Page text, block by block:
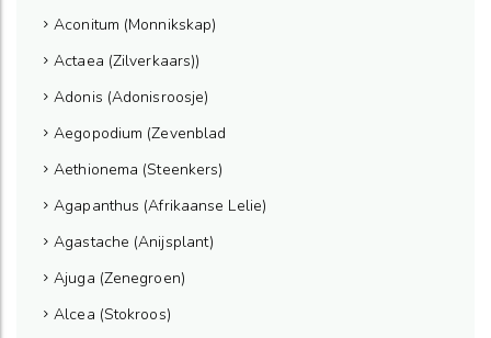
Aconitum (Monnikskap)
Actaea (Zilverkaars))
Adonis (Adonisroosje)
Aegopodium (Zevenblad
Aethionema (Steenkers)
Agapanthus (Afrikaanse Lelie)
Agastache (Anijsplant)
Ajuga (Zenegroen)
Alcea (Stokroos)